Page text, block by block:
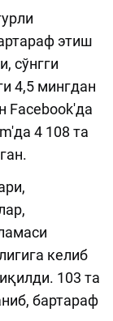
этиш
сўнгги
4,5 мингдан
Facebook'да
4 108 та
келиб
103 та
бартараф